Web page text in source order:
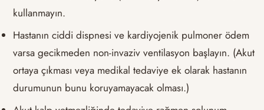
kullanmayın.
Hastanın ciddi dispnesi ve kardiyojenik pulmoner ödem
varsa gecikmeden non-invaziv ventilasyon başlayın. (Akut
ortaya çıkması veya medikal tedaviye ek olarak hastanın
durumunun bunu koruyamayacak olması.)